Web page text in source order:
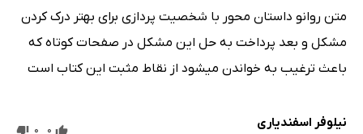
متن روانو داستان محور با شخصیت پردازی برای بهتر درک کردن
مشکل و بعد پرداخت به حل این مشکل در صفحات کوتاه که
باعث ترغیب به خواندن میشود از نقاط مثبت این کتاب است
نیلوفر اسفندیاری 0
0